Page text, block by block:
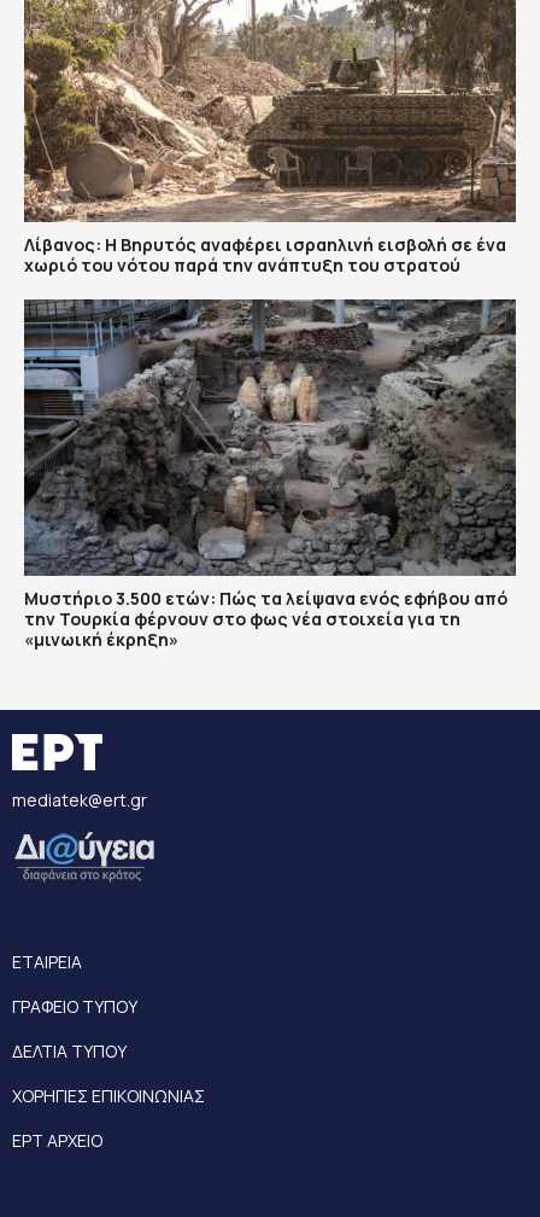
Λίβανος: Η Βηρυτός αναφέρει ισραηλινή εισβολή σε ένα
χωριό του νότου παρά την ανάπτυξη του στρατού
Μυστήριο 3.500 ετών: Πώς τα λείψανα ενός εφήβου από
την Τουρκία φέρνουν στο φως νέα στοιχεία για τη
«μινωική έκρηξη»
mediatek@ert.gr
ΕΤΑΙΡΕΙΑ
ΓΡΑΦΕΙΟ ΤΥΠΟΥ
ΔΕΛΤΙΑ ΤΥΠΟΥ
ΧΟΡΗΓΙΕΣ ΕΠΙΚΟΙΝΩΝΙΑΣ
ΕΡΤ ΑΡΧΕΙΟ